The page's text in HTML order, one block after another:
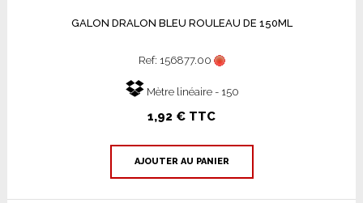
GALON DRALON BLEU ROULEAU DE 150ML
Ref: 156877.00
Mètre linéaire - 150
1,92 € TTC
AJOUTER AU PANIER